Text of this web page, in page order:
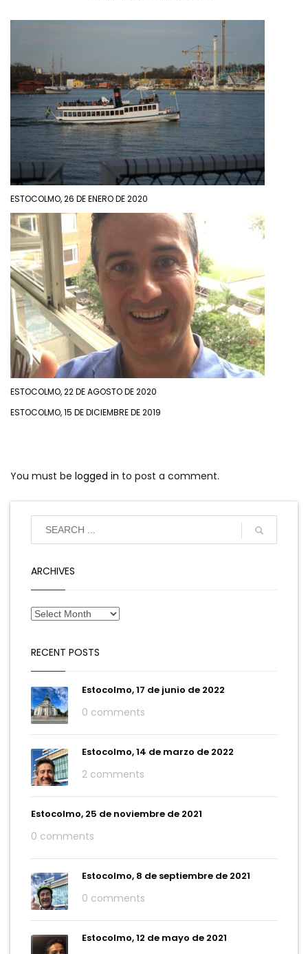
ESTOCOLMO, 26 DE ENERO DE 2020
ESTOCOLMO, 22 DE AGOSTO DE 2020
ESTOCOLMO, 15 DE DICIEMBRE DE 2019
You must be logged in to post a comment.
ARCHIVES
RECENT POSTS
Estocolmo, 17 de junio de 2022
0 comments
Estocolmo, 14 de marzo de 2022
2 comments
Estocolmo, 25 de noviembre de 2021
0 comments
Estocolmo, 8 de septiembre de 2021
0 comments
Estocolmo, 12 de mayo de 2021